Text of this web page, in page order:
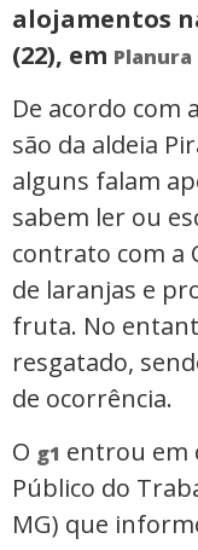
alojamentos
(22), em Planura
De acordo com
são da aldeia
alguns falam
sabem ler ou
contrato com a
de laranjas e
fruta. No
resgatado,
de ocorrência.
O g1 entrou em
Público do
MG) que